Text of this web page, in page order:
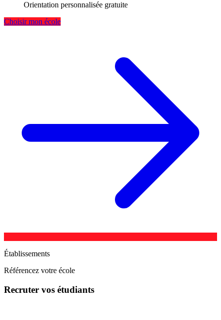
Orientation personnalisée gratuite
Choisir mon école
Établissements
Référencez votre école
Recruter vos étudiants